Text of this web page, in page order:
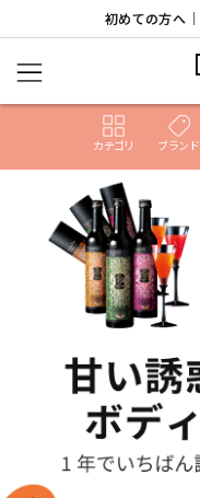
初めての方へ｜
カテゴリ ブランド
ACCOUNT MENU
ようこそ ゲスト 様
ログイン
売れ筋ランキング
カテゴリ